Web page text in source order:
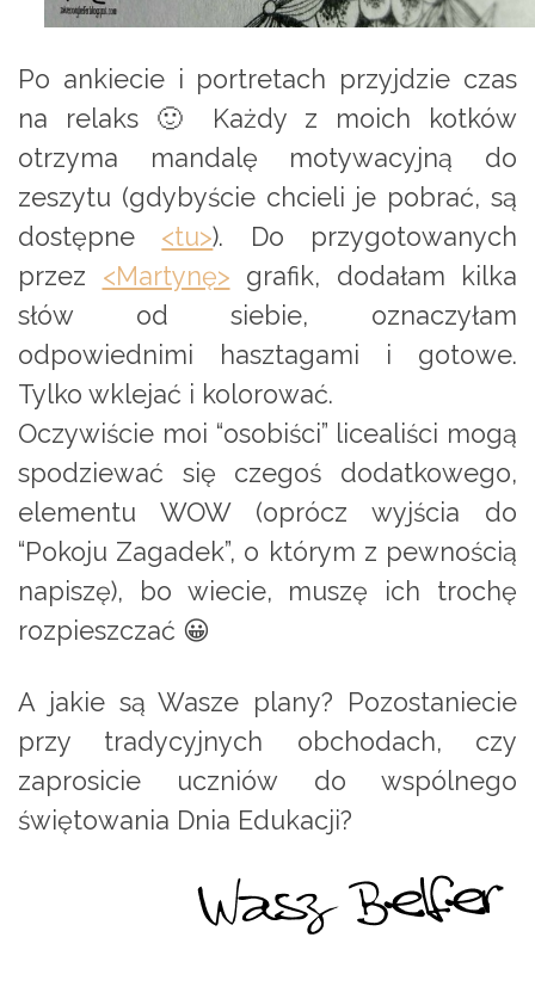
Po ankiecie i portretach przyjdzie czas
na relaks 🙂 Każdy z moich kotków
otrzyma mandalę motywacyjną do
zeszytu (gdybyście chcieli je pobrać, są
dostępne <tu>). Do przygotowanych
przez <Martynę> grafik, dodałam kilka
słów od siebie, oznaczyłam
odpowiednimi hasztagami i gotowe.
Tylko wklejać i kolorować.
Oczywiście moi “osobiści” licealiści mogą
spodziewać się czegoś dodatkowego,
elementu WOW (oprócz wyjścia do
“Pokoju Zagadek”, o którym z pewnością
napiszę), bo wiecie, muszę ich trochę
rozpieszczać 😀
A jakie są Wasze plany? Pozostaniecie
przy tradycyjnych obchodach, czy
zaprosicie uczniów do wspólnego
świętowania Dnia Edukacji?